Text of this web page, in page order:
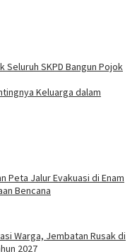
Seluruh SKPD Bangun Pojok
Keluarga dalam
Peta Jalur Evakuasi di Enam
Bencana
Warga, Jembatan Rusak di
2027